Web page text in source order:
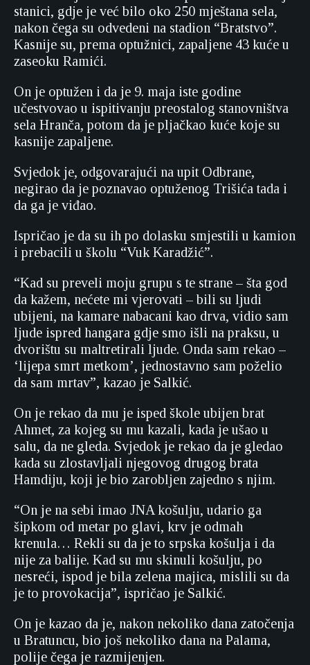
stanici, gdje je već bilo oko 250 mještana sela,
nakon čega su odvedeni na stadion “Bratstvo”.
Kasnije su, prema optužnici, zapaljene 43 kuće u
zaseoku Ramići.
On je optužen i da je 9. maja iste godine
učestvovao u ispitivanju preostalog stanovništva
sela Hranča, potom da je pljačkao kuće koje su
kasnije zapaljene.
Svjedok je, odgovarajući na upit Odbrane,
negirao da je poznavao optuženog Trišića tada i
da ga je viđao.
Ispričao je da su ih po dolasku smjestili u kamion
i prebacili u školu “Vuk Karadžić”.
“Kad su preveli moju grupu s te strane – šta god
da kažem, nećete mi vjerovati – bili su ljudi
ubijeni, na kamare nabacani kao drva, vidio sam
ljude ispred hangara gdje smo išli na praksu, u
dvorištu su maltretirali ljude. Onda sam rekao –
‘lijepa smrt metkom’, jednostavno sam poželio
da sam mrtav”, kazao je Salkić.
On je rekao da mu je isped škole ubijen brat
Ahmet, za kojeg su mu kazali, kada je ušao u
salu, da ne gleda. Svjedok je rekao da je gledao
kada su zlostavljali njegovog drugog brata
Hamdiju, koji je bio zarobljen zajedno s njim.
“On je na sebi imao JNA košulju, udario ga
šipkom od metar po glavi, krv je odmah
krenula… Rekli su da je to srpska košulja i da
nije za balije. Kad su mu skinuli košulju, po
nesreći, ispod je bila zelena majica, mislili su da
je to provokacija”, ispričao je Salkić.
On je kazao da je, nakon nekoliko dana zatočenja
u Bratuncu, bio još nekoliko dana na Palama,
polije čega je razmijenjen.